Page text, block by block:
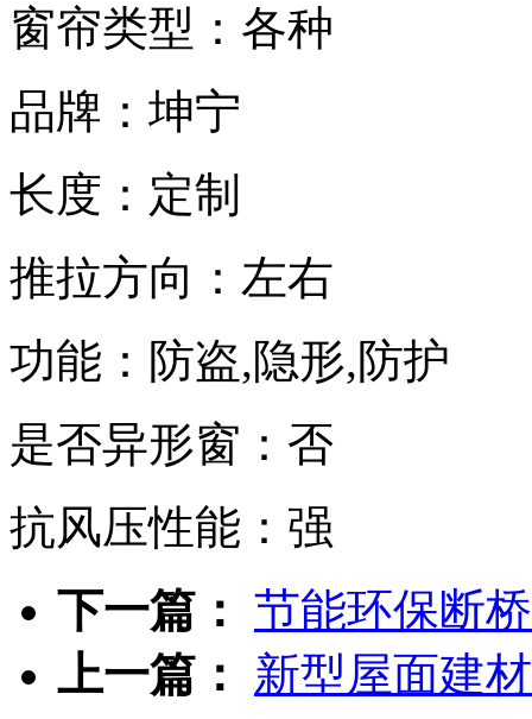
窗帘类型：各种
品牌：坤宁
长度：定制
推拉方向：左右
功能：防盗,隐形,防护
是否异形窗：否
抗风压性能：强
下一篇： 节能环保断
上一篇：
新型屋面建